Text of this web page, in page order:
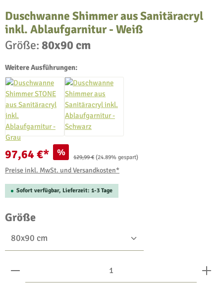
Duschwanne Shimmer aus Sanitäracryl
inkl. Ablaufgarnitur - Weiß
Größe: 80x90 cm
Weitere Ausführungen:
97,64 €* % Regulärer Preis:
129,99 € (24.89% gespart)
Preise inkl. MwSt. und Versandkosten*
Sofort verfügbar, Lieferzeit: 1-3 Tage
Größeauswählen
Produkt Anzahl: Gib den gewünschten Wert ein oder